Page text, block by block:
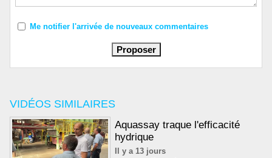
VIDÉOS SIMILAIRES
Aquassay traque l'efficacité
hydrique
Il y a 13 jours
Me notifier l'arrivée de nouveaux commentaires